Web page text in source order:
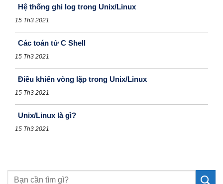
Hệ thống ghi log trong Unix/Linux
15 Th3 2021
Các toán tử C Shell
15 Th3 2021
Điều khiển vòng lặp trong Unix/Linux
15 Th3 2021
Unix/Linux là gì?
15 Th3 2021